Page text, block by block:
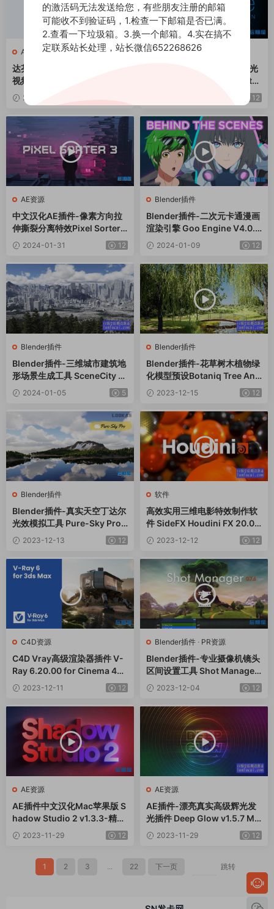
AE资源
达芬奇/AE/PR/VEGAS多格式
视频编码渲染加速输出插件Vo
ukoder v13.4.1 Win中文版
2024-03-08
软件
三维室内摄影棚HDR环境灯光
渲染器软件+接口插件 Lightm
ap HDR Light Studio Xenon
V8.2.0.2024.0301 Win
12
AE资源
中文汉化AE插件-像素方向拉
伸撕裂分离特效Pixel Sorter
3.0.0 Win+使用教程
2024-01-31 12
Blender插件
Blender插件-二次元卡通漫画
渲染引擎 Goo Engine V4.0.0
1
2024-01-09 12
Blender插件
Blender插件-三维城市建筑地
形场景生成工具 SceneCity V
2.2.02024-01-05 5
Blender插件
Blender插件-花草树木植物绿
化模型预设Botaniq Tree And
Grass Library V6.8.1
2023-12-15 12
Blender插件
Blender插件-真实天空丁达尔
光效模拟工具 Pure-Sky Pro
V6.0.81
2023-12-13 12
软件
高效实用三维电影特效制作软
件 SideFX Houdini FX 20.0.
547 Win
2023-12-12 12
C4D资源
C4D Vray高级渲染器插件 V-
Ray 6.20.00 for Cinema 4D
R21-2024 Win
2023-12-11 12
Blender插件 · PR资源
Blender插件-专业摄像机镜头
区间设置工具 Shot Manager
Pro v0.7.7
2023-12-04 12
AE资源
AE插件中文汉化Mac苹果版 S
hadow Studio 2 v1.3.3-精致
华丽真实阴影拖尾投影
2023-11-29 12
AE资源
AE插件-漂亮真实高级辉光发
光插件 Deep Glow v1.5.7 Ma
c苹果版
2023-11-29 12
1 2 3 ... 22 下一页 跳转
的激活码无法发送给您，有些朋友注册的邮箱
可能收不到验证码，1.检查一下邮箱是否已满。
2.查看一下垃圾箱。3.换一个邮箱。4.实在搞不
定联系站长处理，站长微信652268626